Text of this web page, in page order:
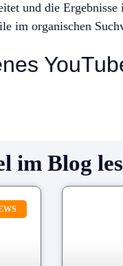
und die
im organischen
im Blog